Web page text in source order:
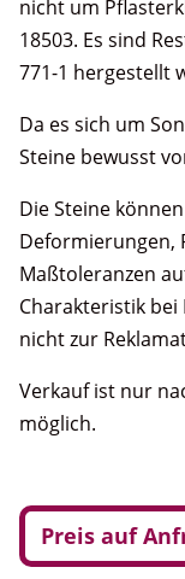
nicht um
18503. Es sind
771-1 hergestellt
Da es sich um
Steine bewusst
Die Steine
Deformierungen,
Maßtoleranzen
Charakteristik
nicht zur
Verkauf ist nur
möglich.
Preis auf